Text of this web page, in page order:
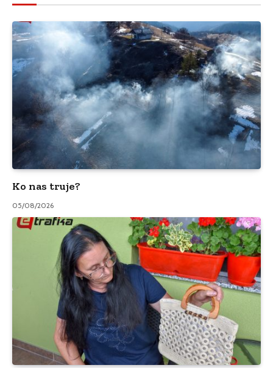
Ko nas truje?
05/08/2026